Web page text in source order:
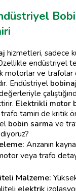
hizmetleri, sadece
Özellikle endüstriyel
motorlar ve trafolar
Endüstriyel bobinaj
Elektrikli motor
trafo tamiri de kritik
bobin sarma ve
Arızanın
veya trafo
Malzeme: